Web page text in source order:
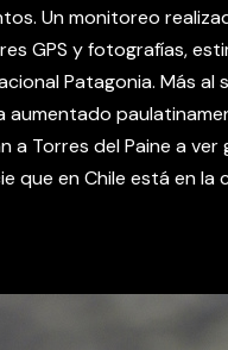
Un monitoreo
GPS y fotografías,
Patagonia. Más al
aumentado
a Torres del Paine a ver
que en Chile está en la